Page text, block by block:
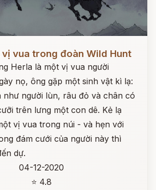
vua trong đoàn Wild Hunt
Herla là một vị vua người
nọ, ông gặp một sinh vật kì lạ:
như người lùn, râu đỏ và chân có
trên lưng một con dê. Kẻ lạ
vị vua trong núi - và hẹn với
đám cưới của người này thì
dự.
04-12-2020
⭐ 4.8